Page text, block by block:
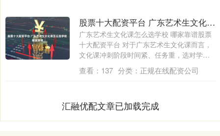
股票十大配资平台 广东艺术生文化课怎么选学校 哪家靠谱
广东艺术生文化课怎么选学校 哪家靠谱股票
十大配资平台 对于广东艺术生文化课而言，
文化课冲刺阶段时间紧、任务重，选对学校
至....
查看： 137 分类： 正规在线配资公司
汇融优配文章已加载完成